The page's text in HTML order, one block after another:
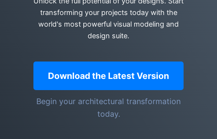
transforming your projects today with the
world's most powerful visual modeling and
design suite.
Download the Latest Version
Begin your architectural transformation
today.